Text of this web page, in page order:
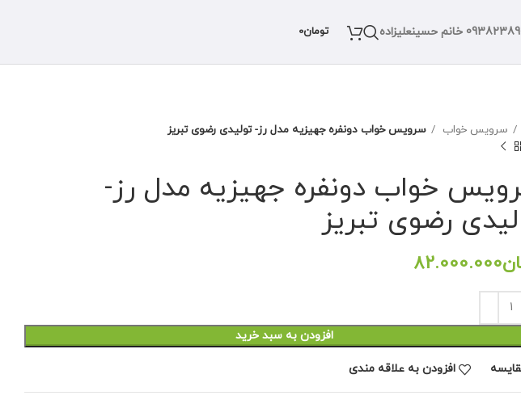
خانم حسینعلیزاده تومان0
سرویس خواب سرویس خواب دونفره جهیزیه مدل رز- تولیدی رضوی تبریز
خواب دونفره جهیزیه مدل رز-
رضوی تبریز
افزودن به سبد خرید
افزودن به علاقه مندی